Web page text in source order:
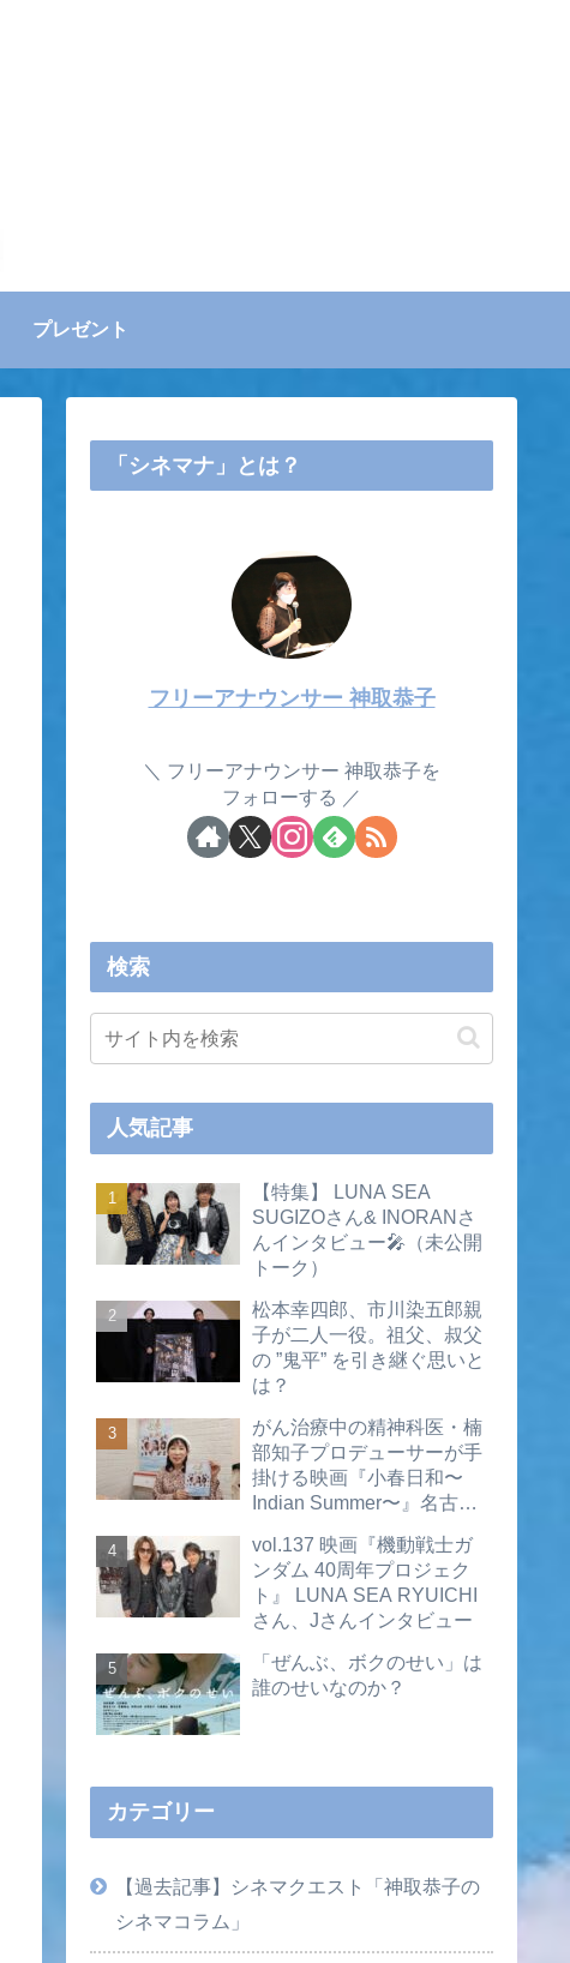
プレゼント
「シネマナ」とは？
フリーアナウンサー 神取恭子
フリーアナウンサー 神取恭子を
フォローする
検索
人気記事
【特集】 LUNA SEA
SUGIZOさん& INORANさ
んインタビュー🎤（未公開
トーク）
松本幸四郎、市川染五郎親
子が二人一役。祖父、叔父
の ”鬼平” を引き継ぐ思いと
は？
がん治療中の精神科医・楠
部知子プロデューサーが手
掛ける映画『小春日和〜
Indian Summer〜』名古屋
画あり）
vol.137 映画『機動戦士ガ
ンダム 40周年プロジェク
ト』 LUNA SEA RYUICHI
さん、Jさんインタビュー
「ぜんぶ、ボクのせい」は
誰のせいなのか？
カテゴリー
【過去記事】シネマクエスト「神取恭子の
シネマコラム」